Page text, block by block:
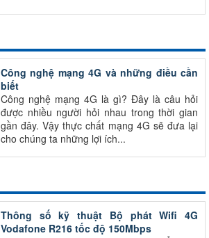
Công nghệ mạng 4G và những điều cần
biết
Công nghệ mạng 4G là gì? Đây là câu hỏi
được nhiều người hỏi nhau trong thời gian
gần đây. Vậy thực chất mạng 4G sẽ đưa lại
cho chúng ta những lợi ích...
Thông số kỹ thuật Bộ phát Wifi 4G
Vodafone R216 tốc độ 150Mbps